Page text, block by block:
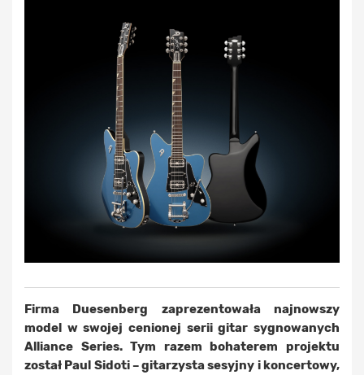
Firma Duesenberg zaprezentowała najnowszy
model w swojej cenionej serii gitar sygnowanych
Alliance Series. Tym razem bohaterem projektu
został Paul Sidoti – gitarzysta sesyjny i koncertowy,